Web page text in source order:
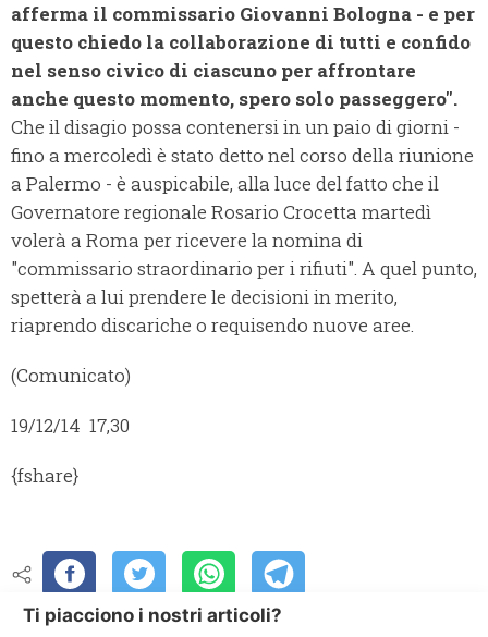
afferma il commissario Giovanni Bologna - e per
questo chiedo la collaborazione di tutti e confido
nel senso civico di ciascuno per affrontare
anche questo momento, spero solo passeggero".
Che il disagio possa contenersi in un paio di giorni -
fino a mercoledì è stato detto nel corso della riunione
a Palermo - è auspicabile, alla luce del fatto che il
Governatore regionale Rosario Crocetta martedì
volerà a Roma per ricevere la nomina di
"commissario straordinario per i rifiuti". A quel punto,
spetterà a lui prendere le decisioni in merito,
riaprendo discariche o requisendo nuove aree.
(Comunicato)
19/12/14 17,30
{fshare}
Ti piacciono i nostri articoli?